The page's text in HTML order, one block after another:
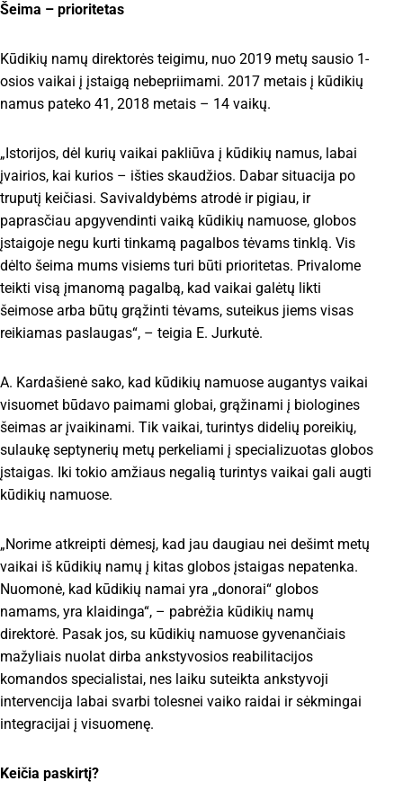
Šeima – prioritetas
Kūdikių namų direktorės teigimu, nuo 2019 metų sausio 1-
osios vaikai į įstaigą nebepriimami. 2017 metais į kūdikių
namus pateko 41, 2018 metais – 14 vaikų.
„Istorijos, dėl kurių vaikai pakliūva į kūdikių namus, labai
įvairios, kai kurios – išties skaudžios. Dabar situacija po
truputį keičiasi. Savivaldybėms atrodė ir pigiau, ir
paprasčiau apgyvendinti vaiką kūdikių namuose, globos
įstaigoje negu kurti tinkamą pagalbos tėvams tinklą. Vis
dėlto šeima mums visiems turi būti prioritetas. Privalome
teikti visą įmanomą pagalbą, kad vaikai galėtų likti
šeimose arba būtų grąžinti tėvams, suteikus jiems visas
reikiamas paslaugas“, – teigia E. Jurkutė.
A. Kardašienė sako, kad kūdikių namuose augantys vaikai
visuomet būdavo paimami globai, grąžinami į biologines
šeimas ar įvaikinami. Tik vaikai, turintys didelių poreikių,
sulaukę septynerių metų perkeliami į specializuotas globos
įstaigas. Iki tokio amžiaus negalią turintys vaikai gali augti
kūdikių namuose.
„Norime atkreipti dėmesį, kad jau daugiau nei dešimt metų
vaikai iš kūdikių namų į kitas globos įstaigas nepatenka.
Nuomonė, kad kūdikių namai yra „donorai“ globos
namams, yra klaidinga“, – pabrėžia kūdikių namų
direktorė. Pasak jos, su kūdikių namuose gyvenančiais
mažyliais nuolat dirba ankstyvosios reabilitacijos
komandos specialistai, nes laiku suteikta ankstyvoji
intervencija labai svarbi tolesnei vaiko raidai ir sėkmingai
integracijai į visuomenę.
Keičia paskirtį?